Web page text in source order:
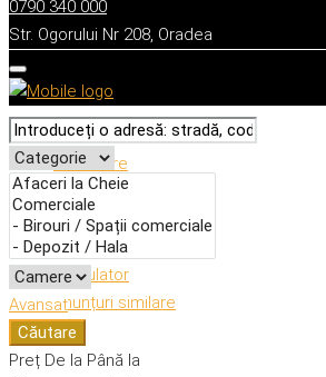
0790 340 000
Str. Ogorului Nr 208, Oradea
Avansat
Căutare
Preț De la Până la
Descriere
Caracteristici
Adresă
Detalii
Calculator
Anunțuri similare